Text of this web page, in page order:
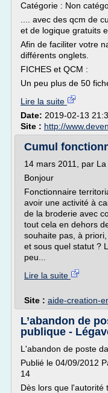
Catégorie : Non
.... avec des qcm de
et de logique gratuits
Afin de faciliter votre
différents onglets.
FICHES et QCM :
Un peu plus de 50
Lire la suite
Date: 2019-02-13
Site : http://
Cumul
14 mars 2011, par
Bonjour
Fonctionnaire
avoir une activité à
de la broderie avec
tout cela en dehors
souhaite pas, à
et sous quel statut ?
peu...
Lire la suite
Site : aide-creation-
L’abandon de
publique -
L'abandon de poste
Publié le 04/09/2012
14
Dès lors que l'autorité